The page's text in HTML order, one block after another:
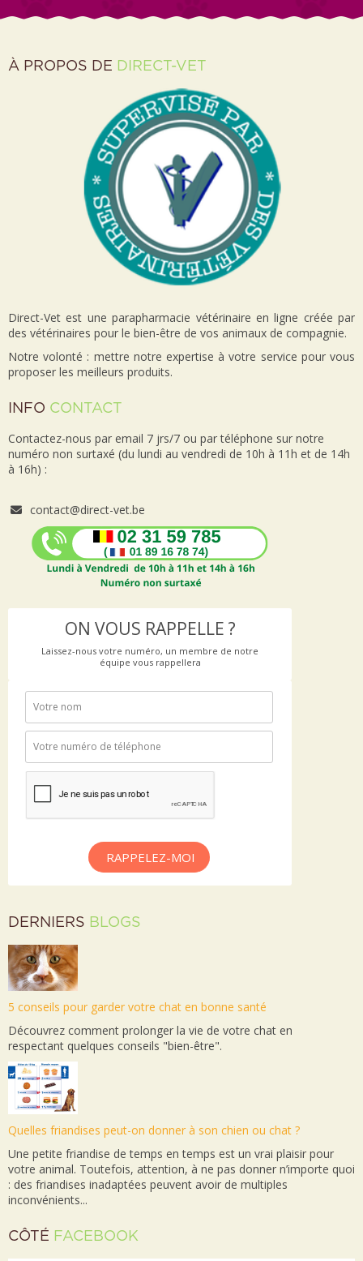
À PROPOS DE DIRECT-VET
Direct-Vet est une parapharmacie vétérinaire en ligne créée par
des vétérinaires pour le bien-être de vos animaux de compagnie.
Notre volonté : mettre notre expertise à votre service pour vous
proposer les meilleurs produits.
INFO CONTACT
Contactez-nous par email 7 jrs/7 ou par téléphone sur notre
numéro non surtaxé (du lundi au vendredi de 10h à 11h et de 14h
à 16h) :
contact@direct-vet.be
ON VOUS RAPPELLE ?
Laissez-nous votre numéro, un membre de notre
équipe vous rappellera
RAPPELEZ-MOI
DERNIERS BLOGS
5 conseils pour garder votre chat en bonne santé
Découvrez comment prolonger la vie de votre chat en
respectant quelques conseils "bien-être".
Quelles friandises peut-on donner à son chien ou chat ?
Une petite friandise de temps en temps est un vrai plaisir pour
votre animal. Toutefois, attention, à ne pas donner n’importe quoi
: des friandises inadaptées peuvent avoir de multiples
inconvénients...
CÔTÉ FACEBOOK